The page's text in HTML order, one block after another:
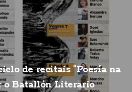
de recitais "Poesía na
o Batallón Literario